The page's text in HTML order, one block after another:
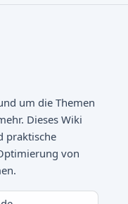
um die Themen
Dieses Wiki
praktische
von